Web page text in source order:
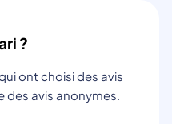
?
ont choisi des avis
avis anonymes.